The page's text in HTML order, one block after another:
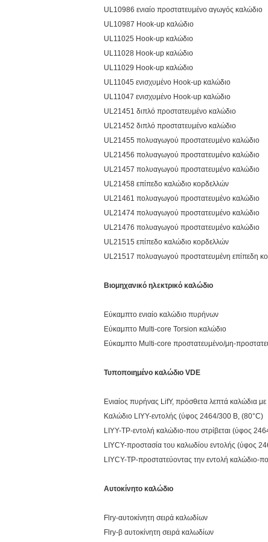
UL10986 ενιαίο προστατευμένο αγωγός καλώδιο
UL10987 Hook-up καλώδιο
UL11025 Hook-up καλώδιο
UL11028 Hook-up καλώδιο
UL11029 Hook-up καλώδιο
UL11045 ενισχυμένο Hook-up καλώδιο
UL11047 ενισχυμένο Hook-up καλώδιο
UL21451 διπλό προστατευμένο καλώδιο
UL21452 διπλό προστατευμένο καλώδιο
UL21455 πολυαγωγού προστατευμένο καλώδιο
UL21456 πολυαγωγού προστατευμένο καλώδιο
UL21457 πολυαγωγού προστατευμένο καλώδιο
UL21458 επίπεδο καλώδιο κορδελλών
UL21461 πολυαγωγού προστατευμένο καλώδιο
UL21474 πολυαγωγού προστατευμένο καλώδιο
UL21476 πολυαγωγού προστατευμένο καλώδιο
UL21515 επίπεδο καλώδιο κορδελλών
UL21517 πολυαγωγού προστατευμένη επίπεδη
Βιομηχανικό ηλεκτρικό καλώδιο
Εύκαμπτο ενιαίο καλώδιο πυρήνων
Εύκαμπτο Multi-core Torsion καλώδιο
Εύκαμπτο Multi-core προστατευμένο/μη-
Τυποποιημένο καλώδιο VDE
Ενιαίος πυρήνας LifY, πρόσθετα λεπτά καλώδια με
Καλώδιο LIYY-εντολής (ύφος 2464/300 Β, (80°C)
LIYY-TP-εντολή καλώδιο-που στρίβεται (ύφος
LIYCY-προστασία του καλωδίου εντολής (ύφος
LIYCY-TP-προστατεύοντας την εντολή καλώδιο-
Αυτοκίνητο καλώδιο
Flry-αυτοκίνητη σειρά καλωδίων
Flry-β αυτοκίνητη σειρά καλωδίων